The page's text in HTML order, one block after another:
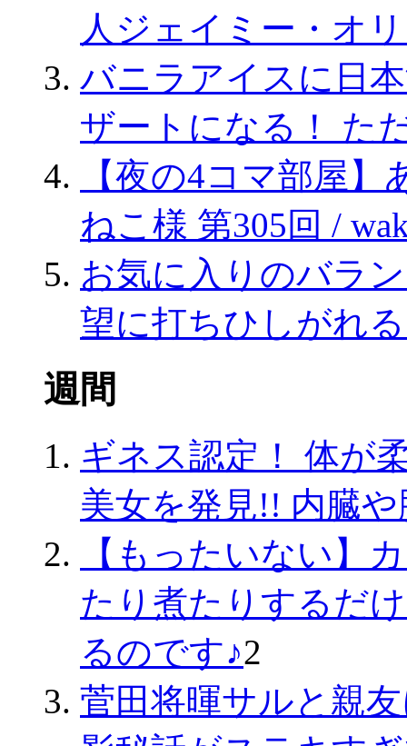
人ジェイミー・オ
バニラアイスに日
ザートになる！ た
【夜の4コマ部屋
ねこ様 第305回 /
お気に入りのバラ
望に打ちひしがれ
週間
ギネス認定！ 体が
美女を発見!! 内臓
【もったいない】
たり煮たりするだ
るのです♪2
菅田将暉サルと親